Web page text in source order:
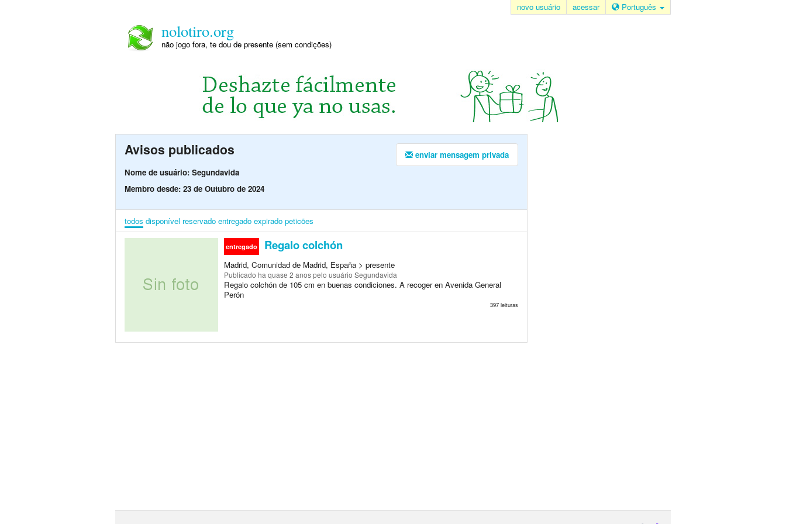
novo usuário acessar Português
nolotiro.org
não jogo fora, te dou de presente (sem condições)
enviar mensagem privada
Avisos publicados
Nome de usuário: Segundavida
Membro desde: 23 de Outubro de 2024
todos disponível reservado entregado expirado peticões
entregado Regalo colchón
Madrid, Comunidad de Madrid, España > presente
Publicado ha quase 2 anospelo usuário Segundavida
Regalo colchón de 105 cm en buenas condiciones. A recoger en Avenida General
Perón
397 leituras